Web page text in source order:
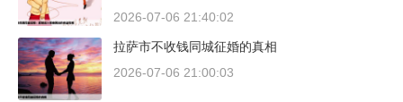
2026-07-06 21:40:02
拉萨市不收钱同城征婚的真相
2026-07-06 21:00:03